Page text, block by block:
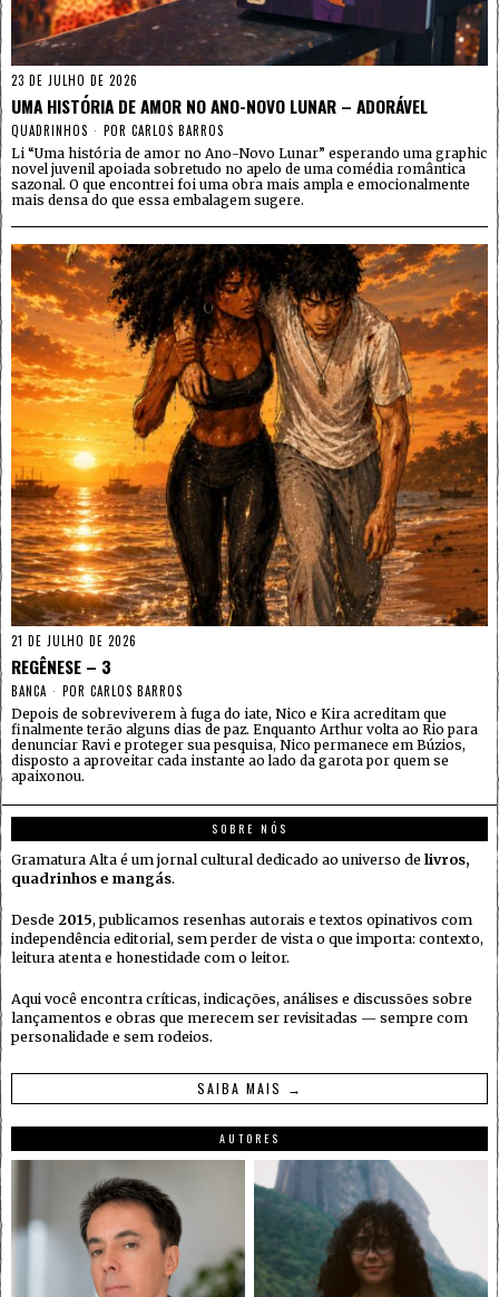
23 DE JULHO DE 2026
UMA HISTÓRIA DE AMOR NO ANO-NOVO LUNAR – ADORÁVEL
QUADRINHOS POR CARLOS BARROS
Li “Uma história de amor no Ano-Novo Lunar” esperando uma graphic
novel juvenil apoiada sobretudo no apelo de uma comédia romântica
sazonal. O que encontrei foi uma obra mais ampla e emocionalmente
mais densa do que essa embalagem sugere.
21 DE JULHO DE 2026
REGÊNESE – 3
BANCA POR CARLOS BARROS
Depois de sobreviverem à fuga do iate, Nico e Kira acreditam que
finalmente terão alguns dias de paz. Enquanto Arthur volta ao Rio para
denunciar Ravi e proteger sua pesquisa, Nico permanece em Búzios,
disposto a aproveitar cada instante ao lado da garota por quem se
apaixonou.
SOBRE NÓS
Gramatura Alta é um jornal cultural dedicado ao universo de livros,
quadrinhos e mangás.
Desde 2015, publicamos resenhas autorais e textos opinativos com
independência editorial, sem perder de vista o que importa: contexto,
leitura atenta e honestidade com o leitor.
Aqui você encontra críticas, indicações, análises e discussões sobre
lançamentos e obras que merecem ser revisitadas — sempre com
personalidade e sem rodeios.
SAIBA MAIS →
AUTORES